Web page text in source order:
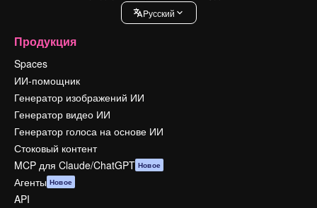
Pусский
Продукция
Spaces
ИИ-помощник
Генератор изображений ИИ
Генератор видео ИИ
Генератор голоса на основе ИИ
Стоковый контент
MCP для Claude/ChatGPT Новое
Агенты Новое
API